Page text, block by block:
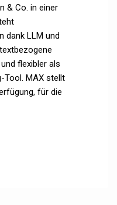
& Co. in einer
dank LLM und
flexibler als
Tool. MAX stellt
für die